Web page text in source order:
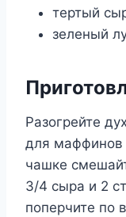
тертый
зеленый
Разогрейте
для
чашке
3/4 сыра и 2
поперчите по